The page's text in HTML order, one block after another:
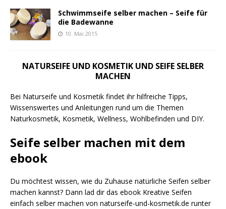
Schwimmseife selber machen – Seife für
die Badewanne
10. Mai 2015
NATURSEIFE UND KOSMETIK UND SEIFE SELBER
MACHEN
Bei Naturseife und Kosmetik findet ihr hilfreiche Tipps,
Wissenswertes und Anleitungen rund um die Themen
Naturkosmetik, Kosmetik, Wellness, Wohlbefinden und DIY.
Seife selber machen mit dem
ebook
Du möchtest wissen, wie du Zuhause natürliche Seifen selber
machen kannst? Dann lad dir das ebook Kreative Seifen
einfach selber machen von naturseife-und-kosmetik.de runter